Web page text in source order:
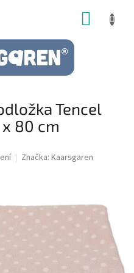
Tencel
80 cm
Značka: Kaarsgaren